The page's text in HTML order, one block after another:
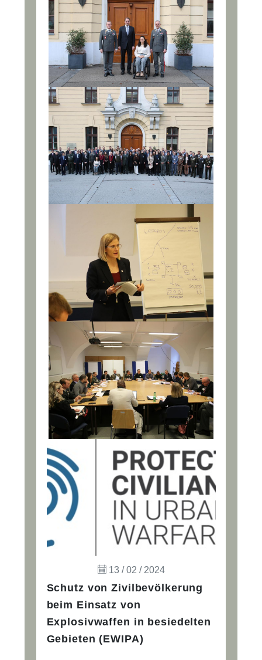
13 / 02 / 2024
Schutz von Zivilbevölkerung
beim Einsatz von
Explosivwaffen in besiedelten
Gebieten (EWIPA)